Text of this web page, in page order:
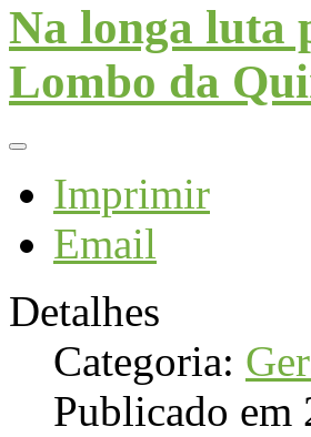
Na longa luta
Lombo da
Imprimir
Email
Detalhes
Categoria:
Publicado